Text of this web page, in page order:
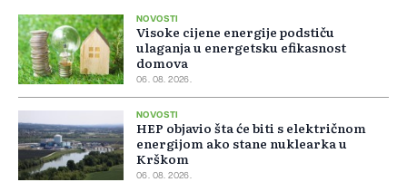
NOVOSTI
Visoke cijene energije podstiču
ulaganja u energetsku efikasnost
domova
06. 08. 2026.
NOVOSTI
HEP objavio šta će biti s električnom
energijom ako stane nuklearka u
Krškom
06. 08. 2026.